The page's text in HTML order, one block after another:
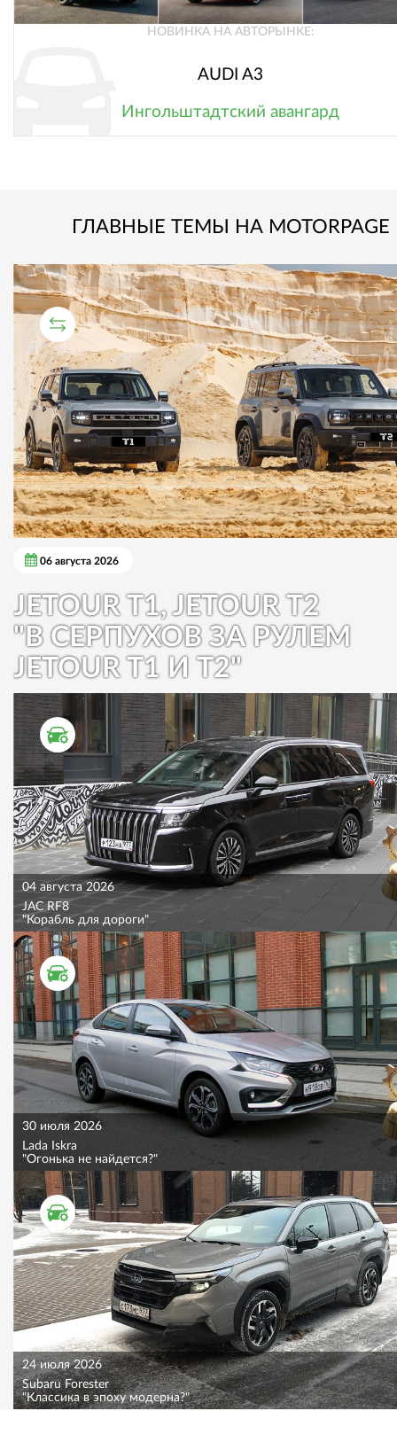
НОВИНКА НА АВТОРЫНКЕ:
AUDI A3
Ингольштадтский авангард
ГЛАВНЫЕ ТЕМЫ НА MOTORPAGE
СРАВНИТЕЛЬНЫЙ ТЕСТ
06 августа 2026
JETOUR T1, JETOUR T2
"В СЕРПУХОВ ЗА РУЛЕМ
JETOUR T1 И T2"
ТЕСТ ДРАЙВ
04 августа 2026
JAC RF8
"Корабль для дороги"
ТЕСТ ДРАЙВ
30 июля 2026
Lada Iskra
"Огонька не найдется?"
ТЕСТ ДРАЙВ
24 июля 2026
Subaru Forester
"Классика в эпоху модерна?"